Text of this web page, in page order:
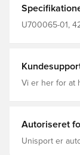
U700065-01,
Vi er her for at
Autoriseret
Unisport er